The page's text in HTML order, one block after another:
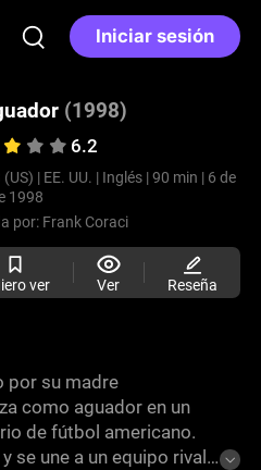
Iniciar sesión
(1998)
6.2
(US) | EE. UU. | Inglés | 90 min | 6 de
1998
por: Frank Coraci
ver Ver Reseña
por su madre
como aguador en un
de fútbol americano.
se une a un equipo rival